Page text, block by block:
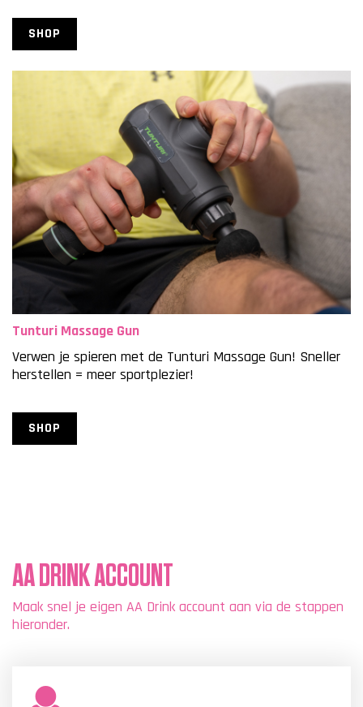
SHOP
Tunturi Massage Gun
Verwen je spieren met de Tunturi Massage Gun! Sneller
herstellen = meer sportplezier!
SHOP
AA DRINK ACCOUNT
Maak snel je eigen AA Drink account aan via de stappen
hieronder.